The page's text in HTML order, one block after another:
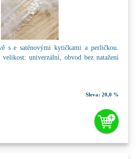
s e saténovými kytičkami a perličkou.
univerzální, obvod bez natažení
Sleva: 20,0 %